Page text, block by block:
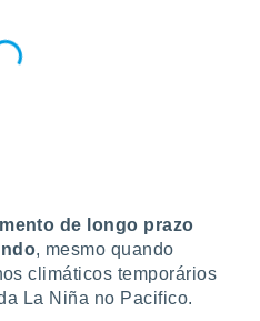
de longo prazo
, mesmo quando
climáticos temporários
La Niña no Pacifico.